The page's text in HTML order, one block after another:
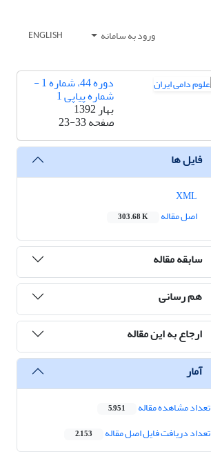
ورود به سامانه ENGLISH
دوره 44، شماره 1 -
شماره پیاپی 1
بهار 1392
صفحه23-33
فایل ها
اصل مقاله
303.68 K
سابقه مقاله
هم رسانی
ارجاع به این مقاله
آمار
تعداد مشاهده مقاله 5,951
تعداد دریافت فایل اصل مقاله 2,153